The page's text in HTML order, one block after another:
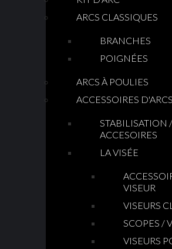
ARCS CLASSIQUES
BRANCHES
POIGNÉES
ARCS À POULIES
ACCESSOIRES D'ARCS
STABILISATION /
ACCESOIRES
LA VISÉE
VISEUR
VISEURS
SCOPES /
VISEURS